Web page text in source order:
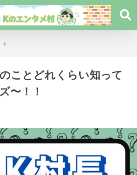
ことどれくらい知って
〜！！